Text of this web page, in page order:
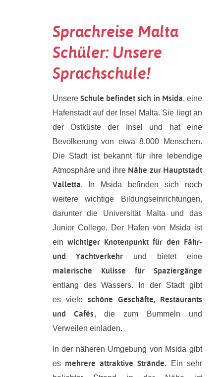
Sprachreise Malta
Schüler: Unsere
Sprachschule!
Unsere Schule befindet sich in Msida, eine
Hafenstadt auf der Insel Malta. Sie liegt an
der Ostküste der Insel und hat eine
Bevölkerung von etwa 8.000 Menschen.
Die Stadt ist bekannt für ihre lebendige
Atmosphäre und ihre Nähe zur Hauptstadt
Valletta. In Msida befinden sich noch
weitere wichtige Bildungseinrichtungen,
darunter die Universität Malta und das
Junior College. Der Hafen von Msida ist
ein wichtiger Knotenpunkt für den Fähr-
und Yachtverkehr und bietet eine
malerische Kulisse für Spaziergänge
entlang des Wassers. In der Stadt gibt
es viele schöne Geschäfte, Restaurants
und Cafés, die zum Bummeln und
Verweilen einladen.
In der näheren Umgebung von Msida gibt
es mehrere attraktive Strände. Ein sehr